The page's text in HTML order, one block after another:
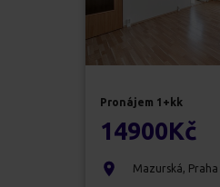
Pronájem 1+kk
14900Kč
Mazurská, Praha